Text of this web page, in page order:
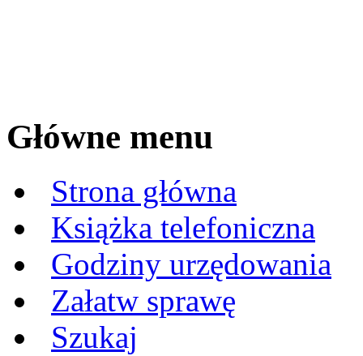
Główne menu
Strona główna
Książka telefoniczna
Godziny urzędowania
Załatw sprawę
Szukaj